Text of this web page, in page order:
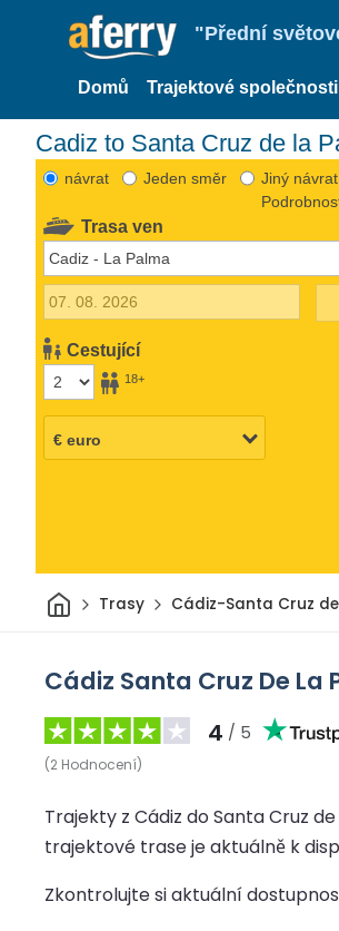
"Přední
Domů Trajektové společnosti
Cadiz to Santa Cruz de la
návrat Jeden směr
Jiný návrat
Trasa ven
Cestující
18+
Domov
Trasy Cádiz-Santa Cruz
Cádiz Santa Cruz De La
4 / 5
(2 Hodnocení)
Trajekty z Cádiz do Santa Cruz
trajektové trase je aktuálně k
Zkontrolujte si aktuální